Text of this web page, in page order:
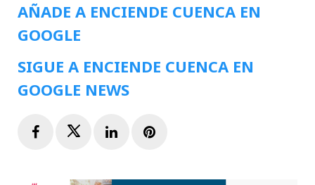
AÑADE A ENCIENDE CUENCA EN
GOOGLE
SIGUE A ENCIENDE CUENCA EN
GOOGLE NEWS
FacebookTwitterLinkedInPinterest